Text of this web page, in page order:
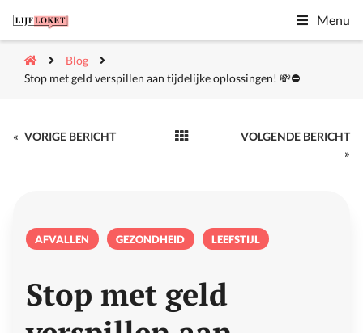
Menu
Blog
Stop met geld verspillen aan tijdelijke oplossingen! 💸⛔
« VORIGE BERICHT
VOLGENDE BERICHT
»
AFVALLEN GEZONDHEID LEEFSTIJL
Stop met geld